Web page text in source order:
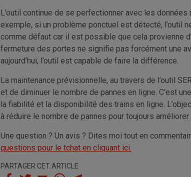
L’outil continue de se perfectionner avec les
exemple, si un problème ponctuel est détecté, l’outil
comme défaut car il est possible que cela provienne
fermeture des portes ne signifie pas forcément une
aujourd’hui, l’outil est capable de faire la différence.
La maintenance prévisionnelle, au travers de l’outil
et de diminuer le nombre de pannes en ligne. C’est
la fiabilité et la disponibilité des trains en ligne.
à réduire le nombre de pannes pour toujours
Une question ? Un avis ? Dites moi tout en
questions pour le tchat en cliquant ici.
PARTAGER CET ARTICLE